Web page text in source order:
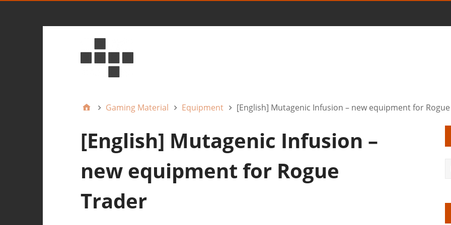
Gaming Material Equipment [English] Mutagenic Infusion – new equipment for
[English] Mutagenic Infusion –
new equipment for Rogue
Trader